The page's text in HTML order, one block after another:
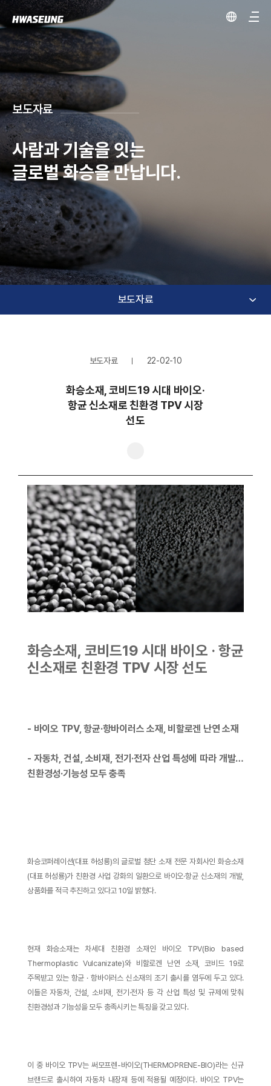
보도자료
사람과 기술을 잇는
글로벌 화승을 만납니다.
보도자료
보도자료 22-02-10
화승소재, 코비드19 시대 바이오·
항균 신소재로 친환경 TPV 시장
선도
화승소재, 코비드19 시대 바이오 · 항균
신소재로 친환경 TPV 시장 선도
- 바이오 TPV, 항균·항바이러스 소재, 비할로겐 난연 소재
- 자동차, 건설, 소비재, 전기·전자 산업 특성에 따라 개발…
친환경성·기능성 모두 충족
화승코퍼레이션(대표 허성룡)의 글로벌 첨단 소재 전문 자회사인 화승소재
(대표 허성룡)가 친환경 사업 강화의 일환으로 바이오·항균 신소재의 개발,
상품화를 적극 추진하고 있다고 10일 밝혔다.
현재 화승소재는 차세대 친환경 소재인 바이오 TPV(Bio based
Thermoplastic Vulcanizate)와 비할로겐 난연 소재, 코비드 19로
주목받고 있는 항균 · 항바이러스 신소재의 조기 출시를 염두에 두고 있다.
이들은 자동차, 건설, 소비재, 전기·전자 등 각 산업 특성 및 규제에 맞춰
친환경성과 기능성을 모두 충족시키는 특징을 갖고 있다.
이 중 바이오 TPV는 써모프렌-바이오(THERMOPRENE-BIO)라는 신규
브랜드로 출시하여 자동차 내장재 등에 적용될 예정이다. 바이오 TPV는